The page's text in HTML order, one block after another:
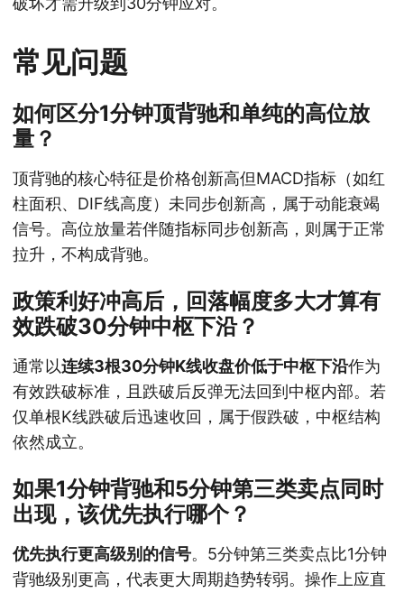
常见问题
如何区分1分钟顶背驰和单纯的高位放
量？
顶背驰的核心特征是价格创新高但MACD指标（如红
柱面积、DIF线高度）未同步创新高，属于动能衰竭
信号。高位放量若伴随指标同步创新高，则属于正常
拉升，不构成背驰。
政策利好冲高后，回落幅度多大才算有
效跌破30分钟中枢下沿？
通常以连续3根30分钟K线收盘价低于中枢下沿作为
有效跌破标准，且跌破后反弹无法回到中枢内部。若
仅单根K线跌破后迅速收回，属于假跌破，中枢结构
依然成立。
如果1分钟背驰和5分钟第三类卖点同时
出现，该优先执行哪个？
优先执行更高级别的信号。5分钟第三类卖点比1分钟
背驰级别更高，代表更大周期趋势转弱。操作上应直